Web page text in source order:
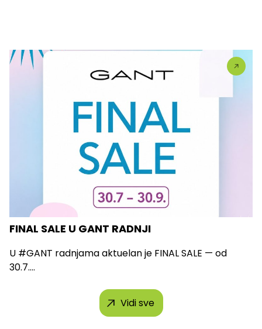
FINAL SALE U GANT RADNJI
U #GANT radnjama aktuelan je FINAL SALE — od
30.7....
Vidi sve